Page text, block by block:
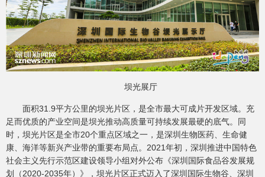
坝光展厅
面积31.9平方公里的坝光片区，是全市最大可成片开发区域。充
足而优质的产业空间是坝光推动高质量可持续发展最硬的底气。同
时，坝光片区是全市20个重点区域之一，是深圳生物医药、生命健
康、海洋等新兴产业带的重要布局点。2021年初，深圳推进中国特色
社会主义先行示范区建设领导小组对外公布《深圳国际食品谷发展规
划（2020-2035年）》，坝光片区正式迈入了深圳国际生物谷、深圳